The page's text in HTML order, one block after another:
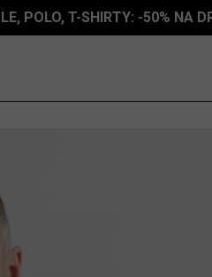
POLO, T-SHIRTY: -50% NA